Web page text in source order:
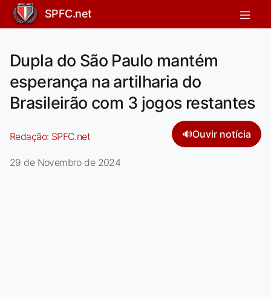
SPFC.net
Dupla do São Paulo mantém
esperança na artilharia do
Brasileirão com 3 jogos restantes
Redação: SPFC.net 🔊Ouvir notícia
29 de Novembro de 2024